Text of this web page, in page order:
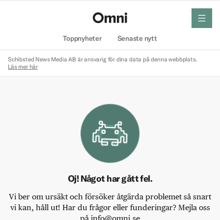
Toppnyheter Senaste nytt
meny
Schibsted News Media AB är ansvarig för dina data på denna webbplats.
Läs mer här
Oj! Något har gått fel.
Vi ber om ursäkt och försöker åtgärda problemet så snart
vi kan, håll ut! Har du frågor eller funderingar? Mejla oss